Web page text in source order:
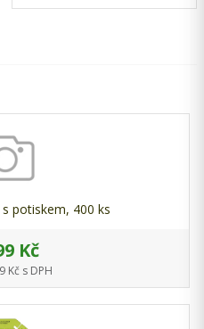
potiskem, 400 ks
Kč
Kč s DPH